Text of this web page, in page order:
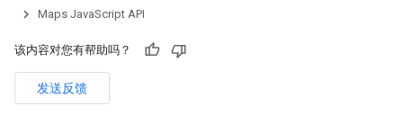
Maps JavaScript API
该内容对您有帮助吗？
发送反馈